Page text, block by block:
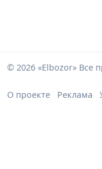
© 2026 «Elbozor» Все
О проекте Реклама